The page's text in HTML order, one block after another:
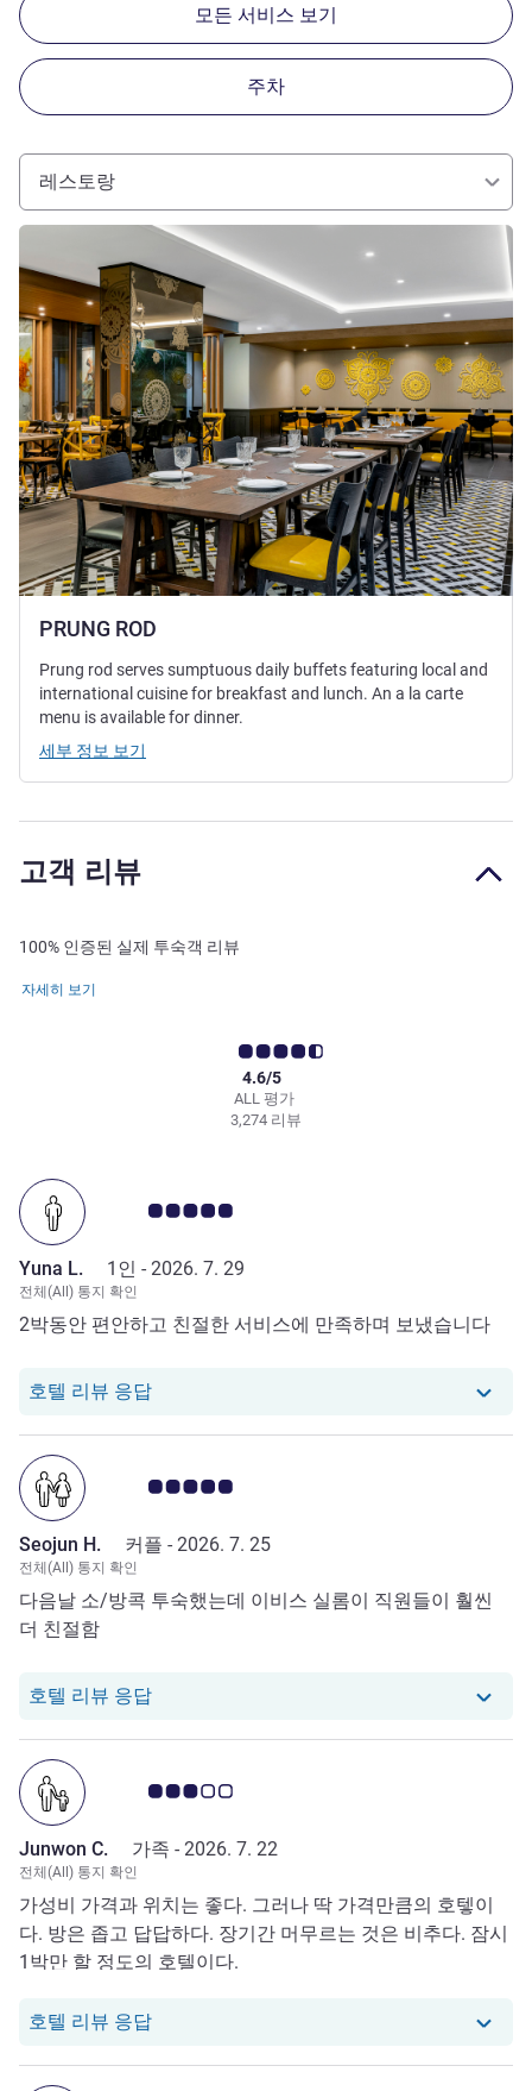
모든 서비스 보기
주차
레스토랑
PRUNG ROD
세부 정보 보기
Prung rod serves sumptuous daily buffets featuring local and
international cuisine for breakfast and lunch. An a la carte
menu is available for dinner.
세부 정보 보기
고객 리뷰
100% 인증된 실제 투숙객 리뷰
자세히 보기
ALL 평가
4.6/5
3,274 리뷰
고객 평점 5.0/5
Yuna L. 1인 - 2026. 7. 29
전체(All) 통지 확인
2박동안 편안하고 친절한 서비스에 만족하며 보냈습니다
호텔 리뷰 응답당 호텔에서는 Yuna L.로부터의 리뷰에 응답
고객 평점 5.0/5
Seojun H. 커플 - 2026. 7. 25
전체(All) 통지 확인
다음날 소/방콕 투숙했는데 이비스 실롬이 직원들이 훨씬
더 친절함
호텔 리뷰 응답당 호텔에서는 Seojun H.로부터의 리뷰에 응
고객 평점 3.0/5
Junwon C. 가족 - 2026. 7. 22
전체(All) 통지 확인
가성비 가격과 위치는 좋다. 그러나 딱 가격만큼의 호텧이
다. 방은 좁고 답답하다. 장기간 머무르는 것은 비추다. 잠시
1박만 할 정도의 호텔이다.
호텔 리뷰 응답당 호텔에서는 Junwon C.로부터의 리뷰에 응